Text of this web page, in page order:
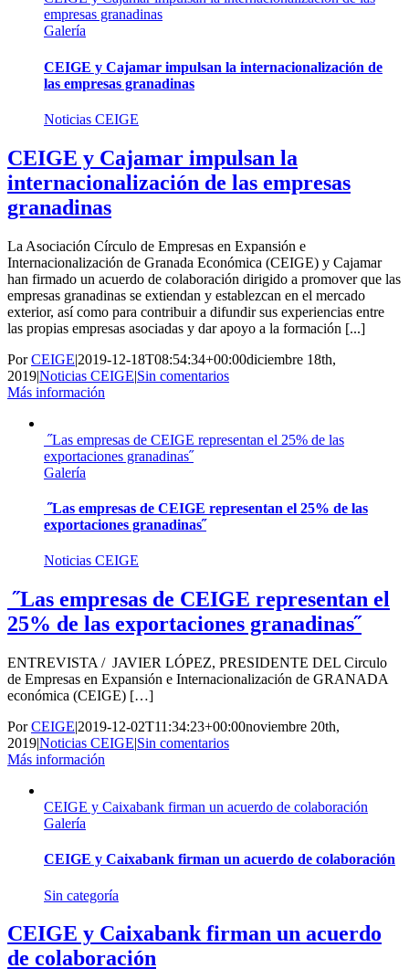
empresas granadinas
Galería
CEIGE y Cajamar impulsan la internacionalización de
las empresas granadinas
Noticias CEIGE
CEIGE y Cajamar impulsan la
internacionalización de las empresas
granadinas
La Asociación Círculo de Empresas en Expansión e
Internacionalización de Granada Económica (CEIGE) y Cajamar
han firmado un acuerdo de colaboración dirigido a promover que las
empresas granadinas se extiendan y establezcan en el mercado
exterior, así como para contribuir a difundir sus experiencias entre
las propias empresas asociadas y dar apoyo a la formación [...]
PorCEIGE|2019-12-18T08:54:34+00:00diciembre 18th,
2019|Noticias CEIGE|Sin comentarios
Más información
˝Las empresas de CEIGE representan el 25% de las
exportaciones granadinas˝
Galería
˝Las empresas de CEIGE representan el 25% de las
exportaciones granadinas˝
Noticias CEIGE
˝Las empresas de CEIGE representan el
25% de las exportaciones granadinas˝
ENTREVISTA / JAVIER LÓPEZ, PRESIDENTE DEL Circulo
de Empresas en Expansión e Internacionalización de GRANADA
económica (CEIGE) […]
PorCEIGE|2019-12-02T11:34:23+00:00noviembre 20th,
2019|Noticias CEIGE|Sin comentarios
Más información
CEIGE y Caixabank firman un acuerdo de colaboración
Galería
CEIGE y Caixabank firman un acuerdo de colaboración
Sin categoría
CEIGE y Caixabank firman un acuerdo
de colaboración